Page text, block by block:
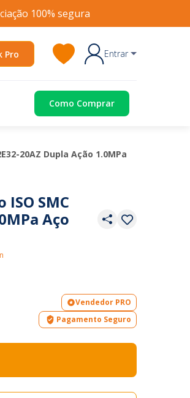
100% segura
Pro Entrar
Como Comprar
20AZ Dupla Ação 1.0MPa
SMC
Aço
Vendedor PRO
Pagamento Seguro